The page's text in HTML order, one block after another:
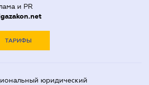
и PR
ТАРИФЫ
юридический